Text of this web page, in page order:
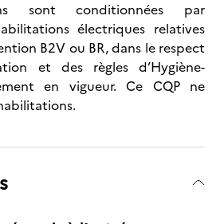
sont conditionnées par
électriques relatives
B2V ou BR, dans le respect
et des règles d’Hygiène-
en vigueur. Ce CQP ne